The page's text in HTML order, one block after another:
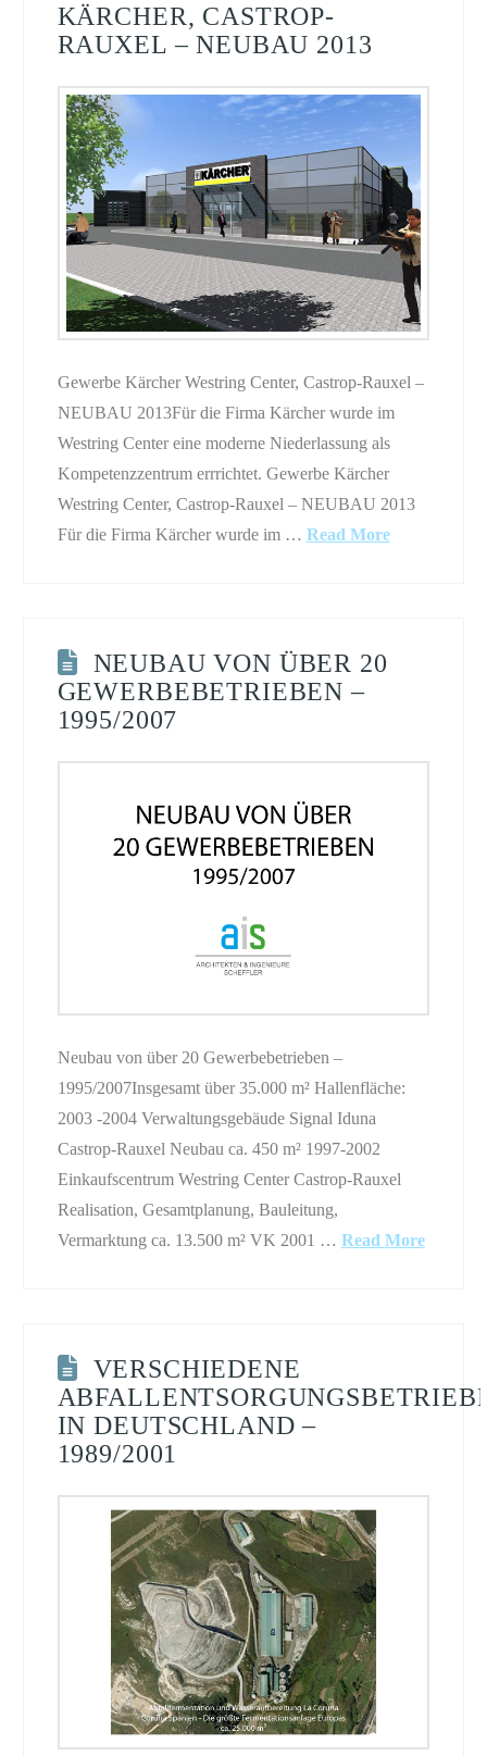
KÄRCHER, CASTROP-
RAUXEL – NEUBAU 2013
Gewerbe Kärcher Westring Center, Castrop-Rauxel –
NEUBAU 2013Für die Firma Kärcher wurde im
Westring Center eine moderne Niederlassung als
Kompetenzzentrum errrichtet. Gewerbe Kärcher
Westring Center, Castrop-Rauxel – NEUBAU 2013
Für die Firma Kärcher wurde im … Read More
NEUBAU VON ÜBER 20
GEWERBEBETRIEBEN –
1995/2007
Neubau von über 20 Gewerbebetrieben –
1995/2007Insgesamt über 35.000 m² Hallenfläche:
2003 -2004 Verwaltungsgebäude Signal Iduna
Castrop-Rauxel Neubau ca. 450 m² 1997-2002
Einkaufscentrum Westring Center Castrop-Rauxel
Realisation, Gesamtplanung, Bauleitung,
Vermarktung ca. 13.500 m² VK 2001 … Read More
VERSCHIEDENE
IN DEUTSCHLAND –
1989/2001